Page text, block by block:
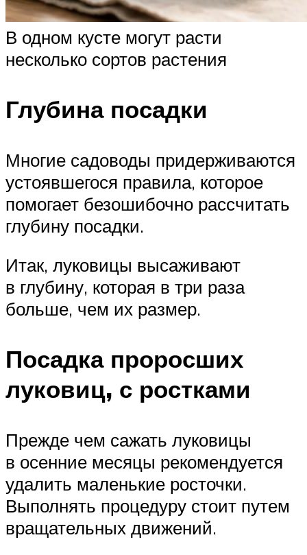
В одном кусте могут расти
несколько сортов растения
Глубина посадки
Многие садоводы придерживаются
устоявшегося правила, которое
помогает безошибочно рассчитать
глубину посадки.
Итак, луковицы высаживают
в глубину, которая в три раза
больше, чем их размер.
Посадка проросших
луковиц, с ростками
Прежде чем сажать луковицы
в осенние месяцы рекомендуется
удалить маленькие росточки.
Выполнять процедуру стоит путем
вращательных движений.